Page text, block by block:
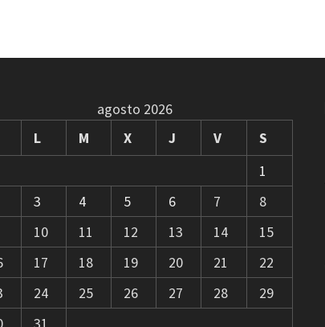
agosto 2026
L M X J V
S
1
3 4 5 6 7
8
10 11 12 13 14
15
17 18 19 20 21
22
24 25 26 27 28
29